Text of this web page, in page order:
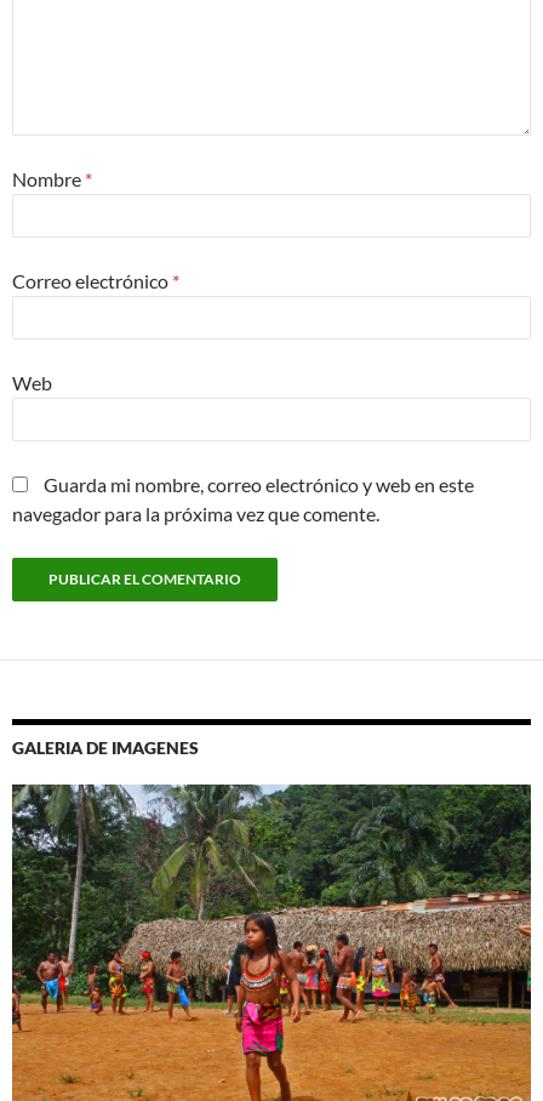
Nombre *
Correo electrónico *
Web
Guarda mi nombre, correo electrónico y web en este
navegador para la próxima vez que comente.
GALERIA DE IMAGENES